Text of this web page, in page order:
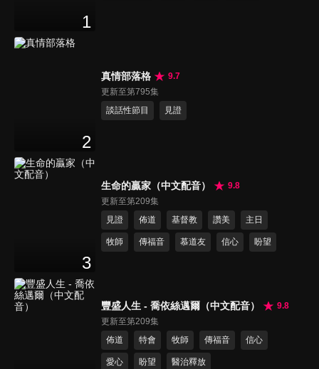
1
2
真情部落格
9.7
更新至第795集
談話性節目
見證
3
生命的贏家（中文配音）
9.8
更新至第209集
見證
佈道 基督教 讚美 主日
牧師 傳福音 慕道友 信心 盼望
豐盛人生 - 喬依絲邁爾（中文配音）
9.8
更新至第209集
佈道
特會 牧師 傳福音 信心
愛心 盼望 醫治釋放